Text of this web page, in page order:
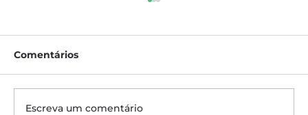
Comentários
Escreva um comentário